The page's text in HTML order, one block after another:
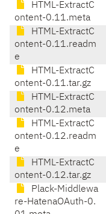
HTML-ExtractC
ontent-0.11.meta
HTML-ExtractC
ontent-0.11.readm
e
HTML-ExtractC
ontent-0.11.tar.gz
HTML-ExtractC
ontent-0.12.meta
HTML-ExtractC
ontent-0.12.readm
e
HTML-ExtractC
ontent-0.12.tar.gz
Plack-Middlewa
re-HatenaOAuth-0.